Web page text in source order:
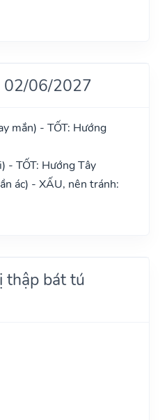
02/06/2027
mắn) - TỐT: Hướng
- TỐT: Hướng Tây
ác) - XẤU, nên tránh:
thập bát tú